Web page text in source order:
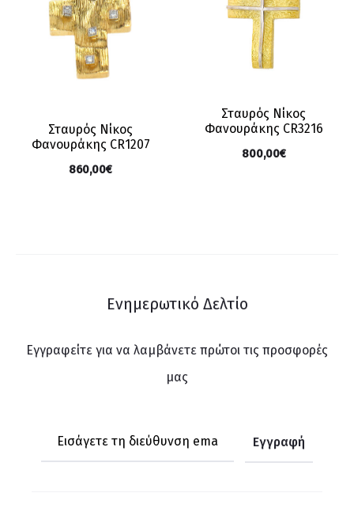
Σταυρός Νίκος
Φανουράκης CR1207
860,00€
Σταυρός Νίκος
Φανουράκης CR3216
800,00€
Ενημερωτικό Δελτίο
Εγγραφείτε για να λαμβάνετε πρώτοι τις προσφορές
μας